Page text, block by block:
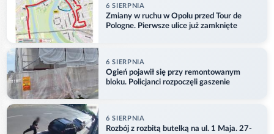
6 SIERPNIA
Zmiany w ruchu w Opolu przed Tour de
Pologne. Pierwsze ulice już zamknięte
6 SIERPNIA
Ogień pojawił się przy remontowanym
bloku. Policjanci rozpoczęli gaszenie
6 SIERPNIA
Rozbój z rozbitą butelką na ul. 1 Maja. 27-